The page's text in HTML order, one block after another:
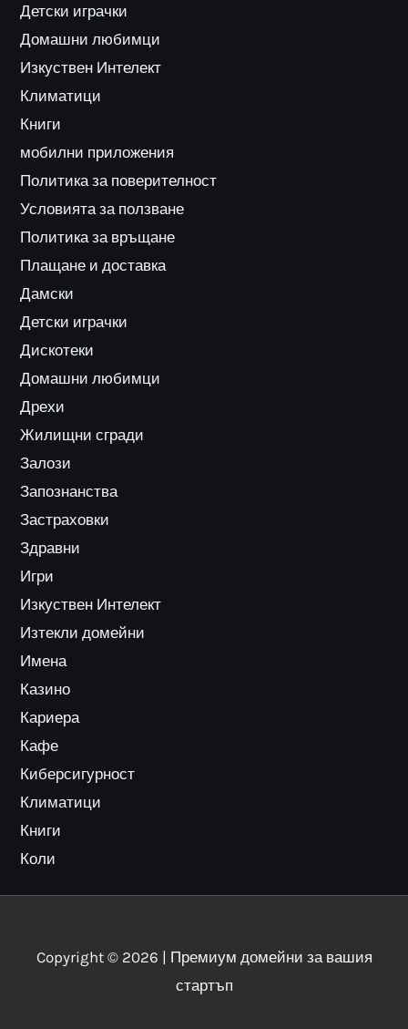
Детски играчки
Домашни любимци
Изкуствен Интелект
Климатици
Книги
мобилни приложения
Политика за поверителност
Условията за ползване
Политика за връщане
Плащане и доставка
Дамски
Детски играчки
Дискотеки
Домашни любимци
Дрехи
Жилищни сгради
Залози
Запознанства
Застраховки
Здравни
Игри
Изкуствен Интелект
Изтекли домейни
Имена
Казино
Кариера
Кафе
Киберсигурност
Климатици
Книги
Коли
Copyright © 2026 | Премиум домейни за вашия
стартъп